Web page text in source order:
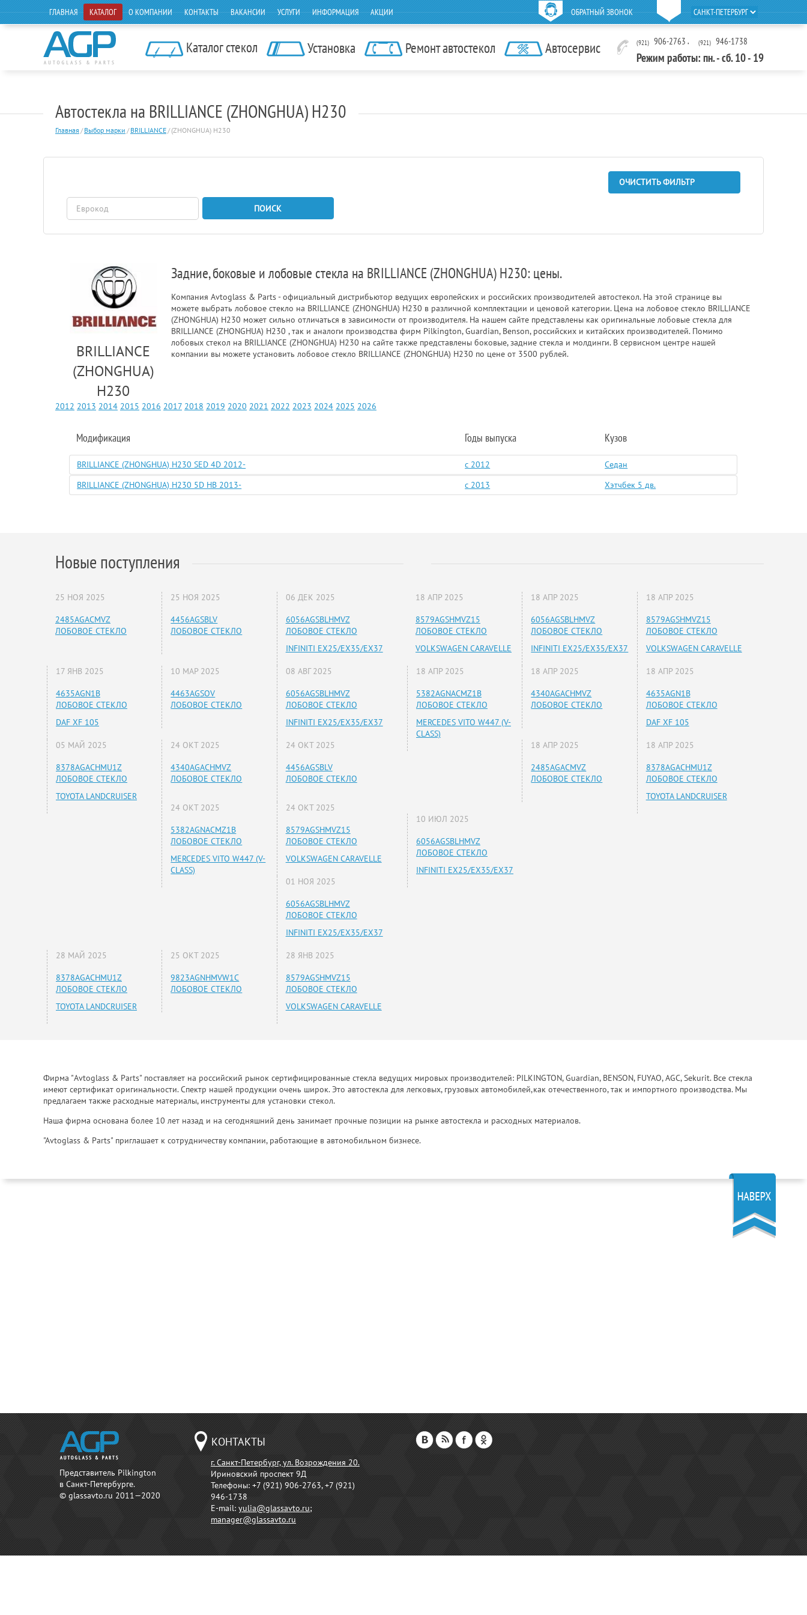
ОБРАТНЫЙ ЗВОНОК
ГЛАВНАЯ КАТАЛОГ О КОМПАНИИ КОНТАКТЫ ВАКАНСИИ УСЛУГИ ИНФОРМАЦИЯ АКЦИИ
Каталог стекол Установка Ремонт автостекол Автосервис (921) 906-2763 , (921) 946-1738
Режим работы: пн. - сб. 10 - 19
Автостекла на BRILLIANCE (ZHONGHUA) H230
Главная / Выбор марки / BRILLIANCE/ (ZHONGHUA) H230
ОЧИСТИТЬ ФИЛЬТР
ПОИСК
BRILLIANCE
(ZHONGHUA)
H230
Задние, боковые и лобовые стекла на BRILLIANCE (ZHONGHUA) H230: цены.
Компания Avtoglass & Parts - официальный дистрибьютор ведущих европейских и российских производителей автостекол. На этой странице вы
можете выбрать лобовое стекло на BRILLIANCE (ZHONGHUA) H230 в различной комплектации и ценовой категории. Цена на лобовое стекло BRILLIANCE
(ZHONGHUA) H230 может сильно отличаться в зависимости от производителя. На нашем сайте представлены как оригинальные лобовые стекла для
BRILLIANCE (ZHONGHUA) H230 , так и аналоги производства фирм Pilkington, Guardian, Benson, российских и китайских производителей. Помимо
лобовых стекол на BRILLIANCE (ZHONGHUA) H230 на сайте также представлены боковые, задние стекла и молдинги. В сервисном центре нашей
компании вы можете установить лобовое стекло BRILLIANCE (ZHONGHUA) H230 по цене от 3500 рублей.
2012 2013 2014 2015 2016 2017 2018 2019 2020 2021 2022 2023 2024 2025 2026
Модификация Годы выпуска Кузов
BRILLIANCE (ZHONGHUA) H230 SED 4D 2012- c 2012
Седан
BRILLIANCE (ZHONGHUA) H230 5D HB 2013-
c 2013 Хэтчбек 5 дв.
Новые поступления
25 НОЯ 2025
2485AGACMVZ
ЛОБОВОЕ СТЕКЛО
25 НОЯ 2025
4456AGSBLV
ЛОБОВОЕ СТЕКЛО
06 ДЕК 2025
6056AGSBLHMVZ
ЛОБОВОЕ СТЕКЛО
INFINITI EX25/EX35/EX37
17 ЯНВ 2025
4635AGN1B
ЛОБОВОЕ СТЕКЛО
DAF XF 105
10 МАР 2025
4463AGSOV
ЛОБОВОЕ СТЕКЛО
08 АВГ 2025
6056AGSBLHMVZ
ЛОБОВОЕ СТЕКЛО
INFINITI EX25/EX35/EX37
05 МАЙ 2025
8378AGACHMU1Z
ЛОБОВОЕ СТЕКЛО
TOYOTA LANDCRUISER
24 ОКТ 2025
4340AGACHMVZ
ЛОБОВОЕ СТЕКЛО
24 ОКТ 2025
4456AGSBLV
ЛОБОВОЕ СТЕКЛО
24 ОКТ 2025
5382AGNACMZ1B
ЛОБОВОЕ СТЕКЛО
MERCEDES VITO W447 (V-
CLASS)
24 ОКТ 2025
8579AGSHMVZ15
ЛОБОВОЕ СТЕКЛО
VOLKSWAGEN CARAVELLE
01 НОЯ 2025
6056AGSBLHMVZ
ЛОБОВОЕ СТЕКЛО
INFINITI EX25/EX35/EX37
28 МАЙ 2025
8378AGACHMU1Z
ЛОБОВОЕ СТЕКЛО
TOYOTA LANDCRUISER
25 ОКТ 2025
9823AGNHMVW1C
ЛОБОВОЕ СТЕКЛО
28 ЯНВ 2025
8579AGSHMVZ15
ЛОБОВОЕ СТЕКЛО
VOLKSWAGEN CARAVELLE
18 АПР 2025
8579AGSHMVZ15
ЛОБОВОЕ СТЕКЛО
VOLKSWAGEN CARAVELLE
18 АПР 2025
6056AGSBLHMVZ
ЛОБОВОЕ СТЕКЛО
INFINITI EX25/EX35/EX37
18 АПР 2025
8579AGSHMVZ15
ЛОБОВОЕ СТЕКЛО
VOLKSWAGEN CARAVELLE
18 АПР 2025
5382AGNACMZ1B
ЛОБОВОЕ СТЕКЛО
MERCEDES VITO W447 (V-
CLASS)
18 АПР 2025
4340AGACHMVZ
ЛОБОВОЕ СТЕКЛО
18 АПР 2025
4635AGN1B
ЛОБОВОЕ СТЕКЛО
DAF XF 105
18 АПР 2025
2485AGACMVZ
ЛОБОВОЕ СТЕКЛО
18 АПР 2025
8378AGACHMU1Z
ЛОБОВОЕ СТЕКЛО
TOYOTA LANDCRUISER
10 ИЮЛ 2025
6056AGSBLHMVZ
ЛОБОВОЕ СТЕКЛО
INFINITI EX25/EX35/EX37
Фирма "Avtoglass & Parts" поставляет на российский рынок сертифицированные стекла ведущих мировых производителей: PILKINGTON, Guardian, BENSON, FUYAO, AGC, Sekurit. Все стекла
имеют сертификат оригинальности. Спектр нашей продукции очень широк. Это автостекла для легковых, грузовых автомобилей,как отечественного, так и импортного производства. Мы
предлагаем также расходные материалы, инструменты для установки стекол.
Наша фирма основана более 10 лет назад и на сегодняшний день занимает прочные позиции на рынке автостекла и расходных материалов.
"Avtoglass & Parts" приглашает к сотрудничеству компании, работающие в автомобильном бизнесе.
Представитель Pilkington
в Санкт-Петербурге.
© glassavto.ru 2011—2020
КОНТАКТЫ
г. Санкт-Петербург, ул. Возрождения 20.
Ириновский проспект 9Д
Телефоны:+7 (921) 906-2763, +7 (921)
946-1738
E-mail:yulia@glassavto.ru;
manager@glassavto.ru